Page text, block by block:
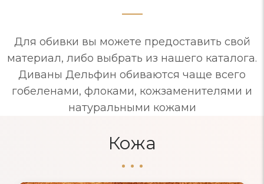
Для обивки вы можете предоставить свой
материал, либо выбрать из нашего каталога.
Диваны Дельфин обиваются чаще всего
гобеленами, флоками, кожзаменителями и
натуральными кожами
Кожа